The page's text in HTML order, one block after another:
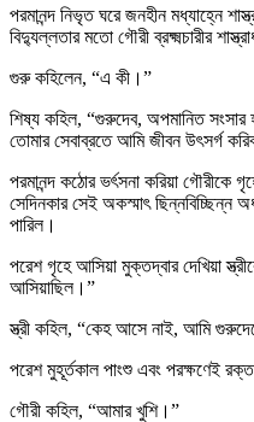
পরমানন্দ নিভৃত ঘরে জনহীন মধ্যাহ্নে
বিদ্যুল্লতার মতো গৌরী ব্রক্ষ্মচারীর
গুরু কহিলেন, “এ কী।”
শিষ্য কহিল, “গুরুদেব, অপমানিত
তোমার সেবাব্রতে আমি জীবন উৎসর্গ
পরমানন্দ কঠোর ভর্ৎসনা করিয়া গৌরীকে
সেদিনকার সেই অকস্মাৎ
পারিল।
পরেশ গৃহে আসিয়া মুক্তদ্বার দেখিয়া
আসিয়াছিল।”
স্ত্রী কহিল, “কেহ আসে নাই, আমি
পরেশ মুহূর্তকাল পাংশু এবং পরক্ষণেই
গৌরী কহিল, “আমার খুশি।”